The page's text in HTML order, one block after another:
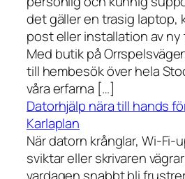
det gäller en trasig laptop,
post eller installation av ny
Med butik på
till hembesök över hela
våra erfarna […]
Datorhjälp nära till hands
Karlaplan
När datorn krånglar, Wi-Fi-
sviktar eller skrivaren